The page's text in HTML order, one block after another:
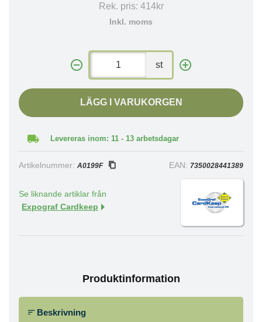
Rek. pris: 414kr
Inkl. moms
st
LÄGG I VARUKORGEN
Levereras inom: 11 - 13 arbetsdagar
Artikelnummer: A0199F EAN: 7350028441389
Se liknande artiklar från
Expograf Cardkeep
Produktinformation
Beskrivning